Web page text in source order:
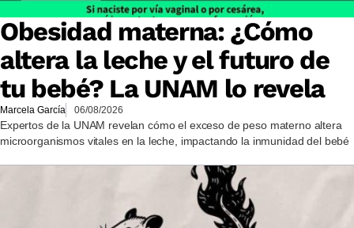
Obesidad materna: ¿Cómo
altera la leche y el futuro de
tu bebé? La UNAM lo revela
Marcela García 06/08/2026
Expertos de la UNAM revelan cómo el exceso de peso materno altera
microorganismos vitales en la leche, impactando la inmunidad del bebé